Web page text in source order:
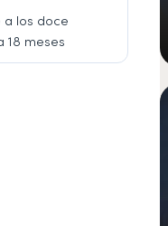
los doce
18 meses